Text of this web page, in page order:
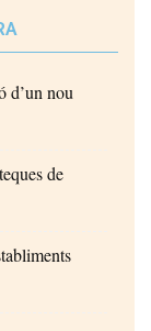
d’un nou
de